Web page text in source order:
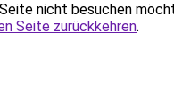
nicht besuchen
Seite zurückkehren.